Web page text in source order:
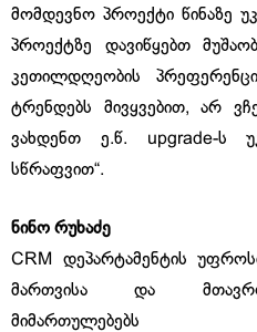
მომდევნო პროექტი წინაზე
პროექტზე დავიწყებთ
კეთილდღეობის
ტრენდებს მივყვებით, არ
ვახდენთ ე.წ. upgrade-ს
სწრაფვით“.
ნინო რუხაძე
CRM დეპარტამენტის
მართვისა და
მიმართულებებს